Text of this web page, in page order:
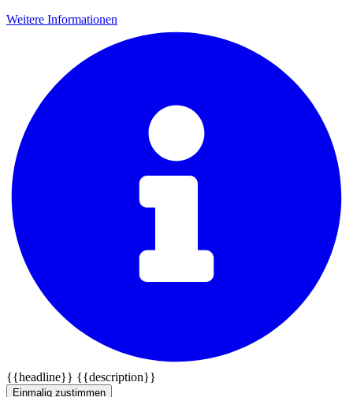
Weitere Informationen
{{headline}} {{description}}
Einmalig zustimmen